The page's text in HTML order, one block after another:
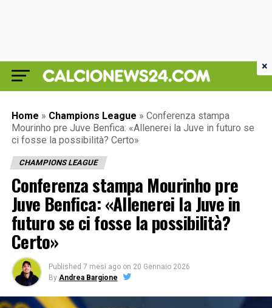
Home » Champions League » Conferenza stampa
Mourinho pre Juve Benfica: «Allenerei la Juve in futuro se
ci fosse la possibilità? Certo»
CHAMPIONS LEAGUE
Conferenza stampa Mourinho pre
Juve Benfica: «Allenerei la Juve in
futuro se ci fosse la possibilità?
Certo»
Published 7 mesi ago on 20 Gennaio 2026
By Andrea Bargione
×